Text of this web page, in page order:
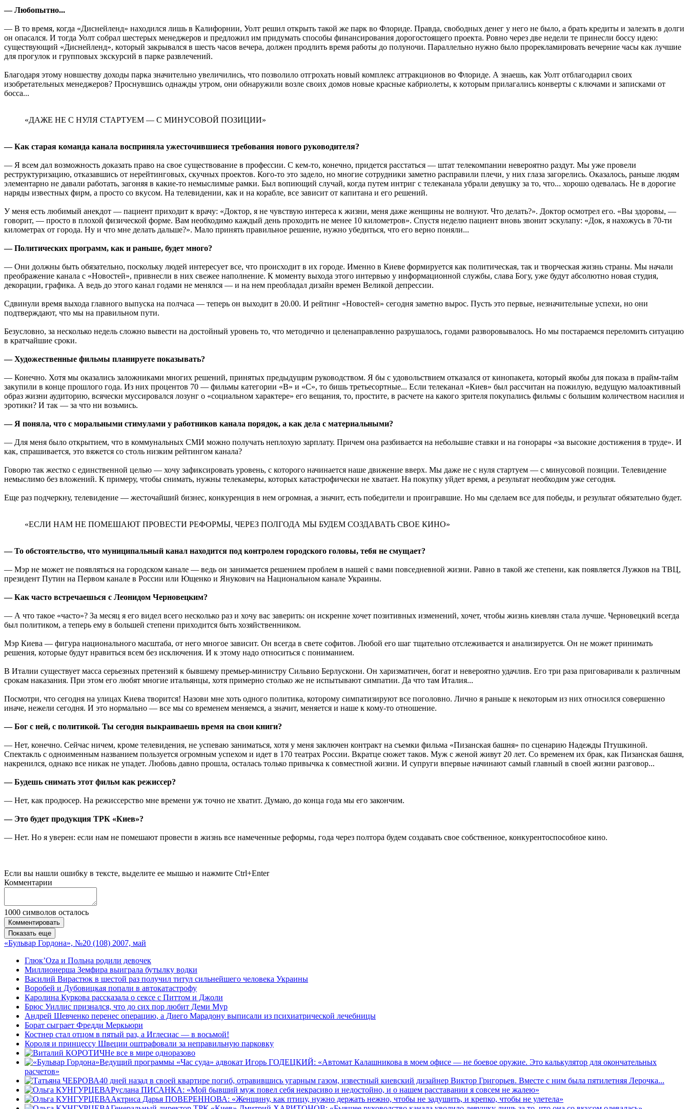
— Любопытно...
— В то время, когда «Диснейленд» находился лишь в Калифорнии, Уолт решил открыть такой же парк во Флориде. Правда, свободных денег у него не было, а брать кредиты и залезать в долги
он опасался. И тогда Уолт собрал шестерых менеджеров и предложил им придумать способы финансирования дорогостоящего проекта. Ровно через две недели те принесли боссу идею:
существующий «Диснейленд», который закрывался в шесть часов вечера, должен продлить время работы до полуночи. Параллельно нужно было прорекламировать вечерние часы как лучшие
для прогулок и групповых экскурсий в парке развлечений.
Благодаря этому новшеству доходы парка значительно увеличились, что позволило отгрохать новый комплекс аттракционов во Флориде. А знаешь, как Уолт отблагодарил своих
изобретательных менеджеров? Проснувшись однажды утром, они обнаружили возле своих домов новые красные кабриолеты, к которым прилагались конверты с ключами и записками от
босса...
«ДАЖЕ НЕ С НУЛЯ СТАРТУЕМ — С МИНУСОВОЙ ПОЗИЦИИ»
— Как старая команда канала восприняла ужесточившиеся требования нового руководителя?
— Я всем дал возможность доказать право на свое существование в профессии. С кем-то, конечно, придется расстаться — штат телекомпании невероятно раздут. Мы уже провели
реструктуризацию, отказавшись от нерейтинговых, скучных проектов. Кого-то это задело, но многие сотрудники заметно расправили плечи, у них глаза загорелись. Оказалось, раньше людям
элементарно не давали работать, загоняя в какие-то немыслимые рамки. Был вопиющий случай, когда путем интриг с телеканала убрали девушку за то, что... хорошо одевалась. Не в дорогие
наряды известных фирм, а просто со вкусом. На телевидении, как и на корабле, все зависит от капитана и его решений.
У меня есть любимый анекдот — пациент приходит к врачу: «Доктор, я не чувствую интереса к жизни, меня даже женщины не волнуют. Что делать?». Доктор осмотрел его. «Вы здоровы, —
говорит, — просто в плохой физической форме. Вам необходимо каждый день проходить не менее 10 километров». Спустя неделю пациент вновь звонит эскулапу: «Док, я нахожусь в 70-ти
километрах от города. Ну и что мне делать дальше?». Мало принять правильное решение, нужно убедиться, что его верно поняли...
— Политических программ, как и раньше, будет много?
— Они должны быть обязательно, поскольку людей интересует все, что происходит в их городе. Именно в Киеве формируется как политическая, так и творческая жизнь страны. Мы начали
преображение канала с «Новостей», привнесли в них свежее наполнение. К моменту выхода этого интервью у информационной службы, слава Богу, уже будут абсолютно новая студия,
декорации, графика. А ведь до этого канал годами не менялся — и на нем преобладал дизайн времен Великой депрессии.
Сдвинули время выхода главного выпуска на полчаса — теперь он выходит в 20.00. И рейтинг «Новостей» сегодня заметно вырос. Пусть это первые, незначительные успехи, но они
подтверждают, что мы на правильном пути.
Безусловно, за несколько недель сложно вывести на достойный уровень то, что методично и целенаправленно разрушалось, годами разворовывалось. Но мы постараемся переломить ситуацию
в кратчайшие сроки.
— Художественные фильмы планируете показывать?
— Конечно. Хотя мы оказались заложниками многих решений, принятых предыдущим руководством. Я бы с удовольствием отказался от кинопакета, который якобы для показа в прайм-тайм
закупили в конце прошлого года. Из них процентов 70 — фильмы категории «В» и «С», то бишь третьесортные... Если телеканал «Киев» был рассчитан на пожилую, ведущую малоактивный
образ жизни аудиторию, всячески муссировался лозунг о «социальном характере» его вещания, то, простите, в расчете на какого зрителя покупались фильмы с большим количеством насилия и
эротики? И так — за что ни возьмись.
— Я поняла, что с моральными стимулами у работников канала порядок, а как дела с материальными?
— Для меня было открытием, что в коммунальных СМИ можно получать неплохую зарплату. Причем она разбивается на небольшие ставки и на гонорары «за высокие достижения в труде». И
как, спрашивается, это вяжется со столь низким рейтингом канала?
Говорю так жестко с единственной целью — хочу зафиксировать уровень, с которого начинается наше движение вверх. Мы даже не с нуля стартуем — с минусовой позиции. Телевидение
немыслимо без вложений. К примеру, чтобы снимать, нужны телекамеры, которых катастрофически не хватает. На покупку уйдет время, а результат необходим уже сегодня.
Еще раз подчеркну, телевидение — жесточайший бизнес, конкуренция в нем огромная, а значит, есть победители и проигравшие. Но мы сделаем все для победы, и результат обязательно будет.
«ЕСЛИ НАМ НЕ ПОМЕШАЮТ ПРОВЕСТИ РЕФОРМЫ, ЧЕРЕЗ ПОЛГОДА МЫ БУДЕМ СОЗДАВАТЬ СВОЕ КИНО»
— То обстоятельство, что муниципальный канал находится под контролем городского головы, тебя не смущает?
— Мэр не может не появляться на городском канале — ведь он занимается решением проблем в нашей с вами повседневной жизни. Равно в такой же степени, как появляется Лужков на ТВЦ,
президент Путин на Первом канале в России или Ющенко и Янукович на Национальном канале Украины.
— Как часто встречаешься c Леонидом Черновецким?
— А что такое «часто»? За месяц я его видел всего несколько раз и хочу вас заверить: он искренне хочет позитивных изменений, хочет, чтобы жизнь киевлян стала лучше. Черновецкий всегда
был политиком, а теперь ему в большей степени приходится быть хозяйственником.
Мэр Киева — фигура национального масштаба, от него многое зависит. Он всегда в свете софитов. Любой его шаг тщательно отслеживается и анализируется. Он не может принимать
решения, которые будут нравиться всем без исключения. И к этому надо относиться с пониманием.
В Италии существует масса серьезных претензий к бывшему премьер-министру Сильвио Берлускони. Он харизматичен, богат и невероятно удачлив. Его три раза приговаривали к различным
срокам наказания. При этом его любят многие итальянцы, хотя примерно столько же не испытывают симпатии. Да что там Италия...
Посмотри, что сегодня на улицах Киева творится! Назови мне хоть одного политика, которому симпатизируют все поголовно. Лично я раньше к некоторым из них относился совершенно
иначе, нежели сегодня. И это нормально — все мы со временем меняемся, а значит, меняется и наше к кому-то отношение.
— Бог с ней, с политикой. Ты сегодня выкраиваешь время на свои книги?
— Нет, конечно. Сейчас ничем, кроме телевидения, не успеваю заниматься, хотя у меня заключен контракт на съемки фильма «Пизанская башня» по сценарию Надежды Птушкиной.
Спектакль с одноименным названием пользуется огромным успехом и идет в 170 театрах России. Вкратце сюжет таков. Муж с женой живут 20 лет. Со временем их брак, как Пизанская башня,
накренился, однако все никак не упадет. Любовь давно прошла, осталась только привычка к совместной жизни. И супруги впервые начинают самый главный в своей жизни разговор...
— Будешь снимать этот фильм как режиссер?
— Нет, как продюсер. На режиссерство мне времени уж точно не хватит. Думаю, до конца года мы его закончим.
— Это будет продукция ТРК «Киев»?
— Нет. Но я уверен: если нам не помешают провести в жизнь все намеченные реформы, года через полтора будем создавать свое собственное, конкурентоспособное кино.
Если вы нашли ошибку в тексте, выделите ее мышью и нажмите Ctrl+Enter
Комментарии
1000 символов осталось
Комментировать
Показать еще
«Бульвар Гордона», №20 (108) 2007, май
Глюк’Оzа и Польна родили девочек
Миллионерша Земфира выиграла бутылку водки
Василий Вирастюк в шестой раз получил титул сильнейшего человека Украины
Воробей и Дубовицкая попали в автокатастрофу
Каролина Куркова рассказала о сексе с Питтом и Джоли
Брюс Уиллис признался, что до сих пор любит Деми Мур
Андрей Шевченко перенес операцию, а Диего Марадону выписали из психиатрической лечебницы
Борат сыграет Фредди Меркьюри
Костнер стал отцом в пятый раз, а Иглесиас — в восьмой!
Короля и принцессу Швеции оштрафовали за неправильную парковку
Не все в мире одноразово
Ведущий программы «Час суда» адвокат Игорь ГОДЕЦКИЙ: «Автомат Калашникова в моем офисе — не боевое оружие. Это калькулятор для окончательных
расчетов»
40 дней назад в своей квартире погиб, отравившись угарным газом, известный киевский дизайнер Виктор Григорьев. Вместе с ним была пятилетняя Лерочка...
Руслана ПИСАНКА: «Мой бывший муж повел себя некрасиво и недостойно, и о нашем расставании я совсем не жалею»
Актриса Дарья ПОВЕРЕННОВА: «Женщину, как птицу, нужно держать нежно, чтобы не задушить, и крепко, чтобы не улетела»